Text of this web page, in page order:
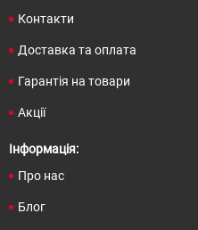
Контакти
Доставка та оплата
Гарантія на товари
Акції
Інформація:
Про нас
Блог